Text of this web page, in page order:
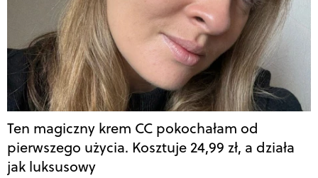
Ten magiczny krem CC pokochałam od
pierwszego użycia. Kosztuje 24,99 zł, a działa
jak luksusowy